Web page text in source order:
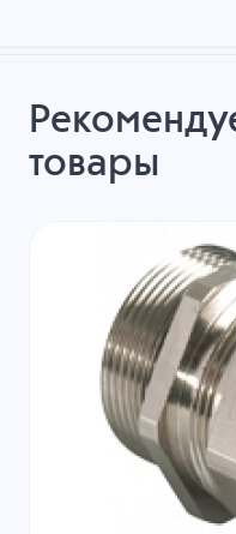
товары